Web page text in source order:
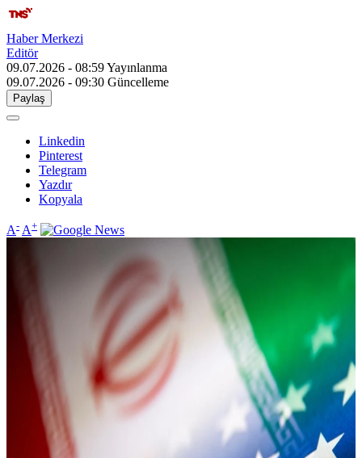
Haber Merkezi
Editör
09.07.2026 - 08:59Yayınlanma
09.07.2026 - 09:30 Güncelleme
Paylaş
Linkedin
Pinterest
Telegram
Yazdır
Kopyala
A- A+